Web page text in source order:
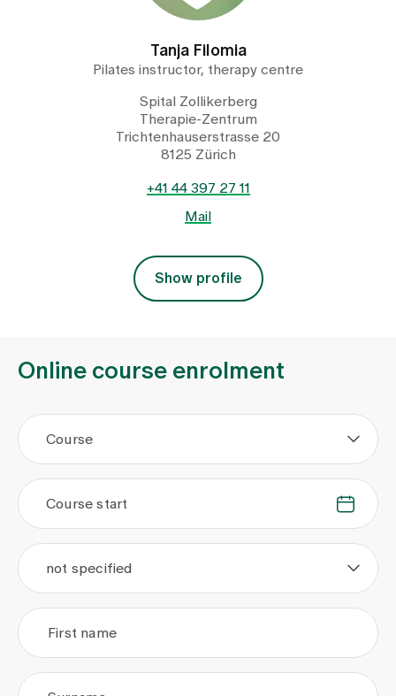
Tanja Filomia
Pilates instructor, therapy centre
Spital Zollikerberg
Therapie-Zentrum
Trichtenhauserstrasse 20
8125 Zürich
+41 44 397 27 11
Mail
Show profile
Online course enrolment
Course
. .
Course start
not specified
First name